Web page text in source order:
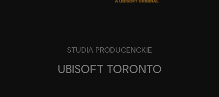
STUDIA PRODUCENCKIE
UBISOFT TORONTO